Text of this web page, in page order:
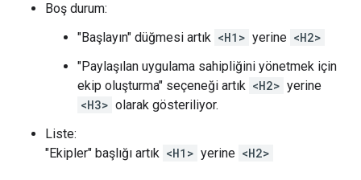
Boş durum:
"Başlayın" düğmesi artık <H1> yerine <H2>
"Paylaşılan uygulama sahipliğini yönetmek için
ekip oluşturma" seçeneği artık <H2> yerine
<H3> olarak gösteriliyor.
Liste:
"Ekipler" başlığı artık <H1> yerine <H2>